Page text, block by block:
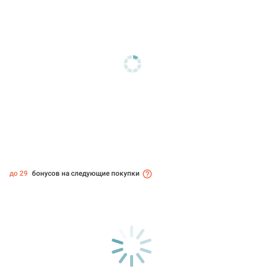
до 29 бонусов на следующие покупки